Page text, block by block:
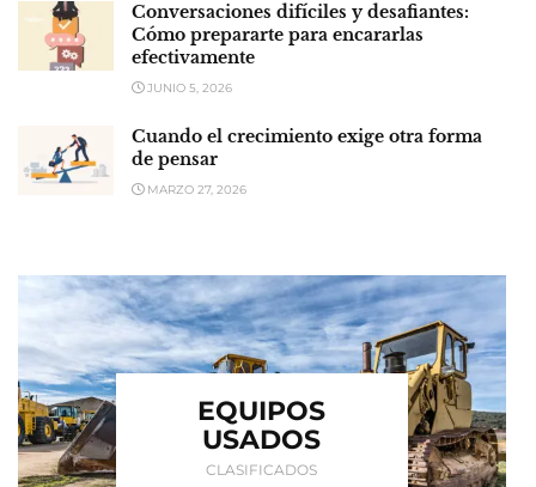
Conversaciones difíciles y desafiantes:
Cómo prepararte para encararlas
efectivamente
JUNIO 5, 2026
Cuando el crecimiento exige otra forma
de pensar
MARZO 27, 2026
EQUIPOS
USADOS
CLASIFICADOS